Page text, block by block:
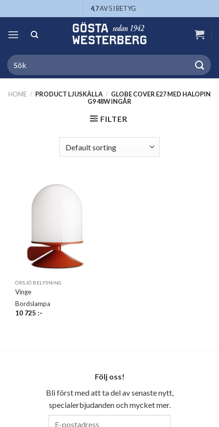
to
content
4,7AV 5 I BETYG
Search
for:
HOME / PRODUCT LJUSKÄLLA / GLOBE COVER E27 MED HALOPIN
G9 48W INGÅR
FILTER
ÖRSJÖ BELYSNING
Vinge
Bordslampa
10 725:-
Följ oss!
Bli först med att ta del av senaste nytt,
specialerbjudanden och mycket mer.